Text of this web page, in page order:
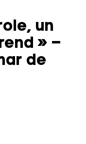
un
» –
de